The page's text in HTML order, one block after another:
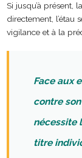
Si jusqu’à présent,
directement, l’étau
vigilance et à la
Face aux
contre
nécessite
titre